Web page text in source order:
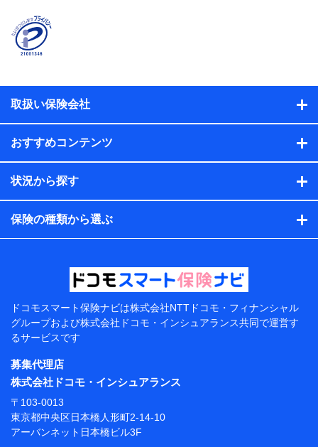
名、住所、生年月日、性別、保険契約者と被保険者の関
係、保険加入の目的、保険商品の内容、保険料、保険料
のお支払方法、車のメーカーや走行距離などの情報、建
ル内容や送信履歴の情報及び保険の更改案内等を提供し
保険契約情報
当社または株式会社NTTドコモ・フィナンシャルグルー
プが取得し、又は保有する保険契約に関する情報。例と
して、保険契約者及び被保険者の氏名、住所、生年月
日、性別、保険契約者と被保険者の関係、保険加入の目
的、保険商品の内容、保険料、保険料のお支払方法、車
のメーカーや走行距離などの情報、建物の構造や築年数
などの情報、ペットの種類や年齢などの情報などが含ま
提供当事者から受領当事者が個人データを取得する方法
電子的・電磁的方法等
【共同して利用する者の範囲】
当社
株式会社NTTドコモ・フィナンシャルグループ
【利用目的】
当社または株式会社NTTドコモ・フィナンシャルグルー
プが提供する保険関連サービスにおけるユーザー登録受
付および管理のため
当社または株式会社NTTドコモ・フィナンシャルグルー
取扱い保険会社
おすすめコンテンツ
状況から探す
保険の種類から選ぶ
ドコモスマート保険ナビは株式会社NTTドコモ・フィナンシャル
グループおよび株式会社ドコモ・インシュアランス共同で運営す
るサービスです
募集代理店
株式会社ドコモ・インシュアランス
〒103-0013
東京都中央区日本橋人形町2-14-10
アーバンネット日本橋ビル3F